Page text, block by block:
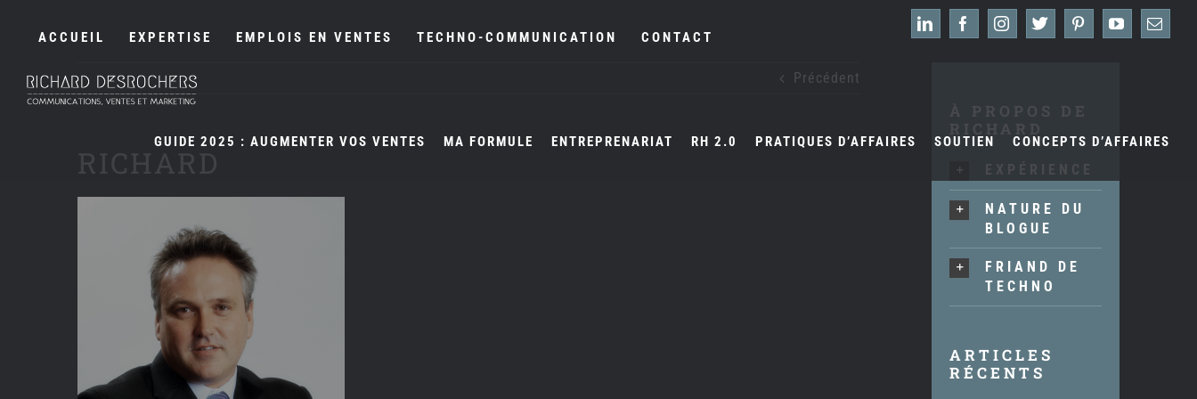
ACCUEIL EXPERTISE EMPLOIS EN VENTES TECHNO-COMMUNICATION CONTACT LinkedInFacebook
Instagram
X Pinterest
YouTube
GUIDE 2025 : AUGMENTER VOS VENTES MA FORMULE ENTREPRENARIAT RH 2.0 PRATIQUES D’AFFAIRES SOUTIEN CONCEPTS D’AFFAIRES
Précédent
RICHARD
À PROPOS DE
RICHARD
EXPÉRIENCE
NATURE DU
BLOGUE
FRIAND DE
TECHNO
ARTICLES
RÉCENTS